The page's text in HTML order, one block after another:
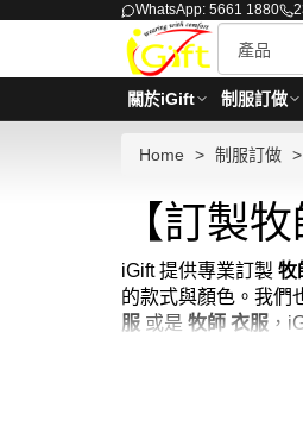
WhatsApp: 5661 1880
關於iGift 制服訂做
Home 制服訂做
【訂製
iGift 提供專業訂製 牧
的款式與顏色。我們
服 或是 牧師 衣服 ，
iGift 還支援客製化
製服務。選擇 iGift